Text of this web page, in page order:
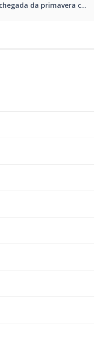
Rua das Flores comemora a chegada da primavera com projeto inédito